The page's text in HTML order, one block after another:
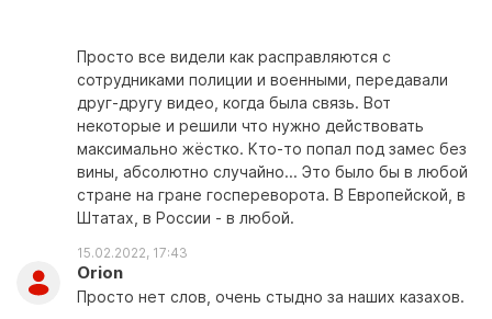
Просто все видели как расправляются с
сотрудниками полиции и военными, передавали
друг-другу видео, когда была связь. Вот
некоторые и решили что нужно действовать
максимально жёстко. Кто-то попал под замес без
вины, абсолютно случайно... Это было бы в любой
стране на гране госпереворота. В Европейской, в
Штатах, в России - в любой.
15.02.2022, 17:43
Orion
Просто нет слов, очень стыдно за наших казахов.